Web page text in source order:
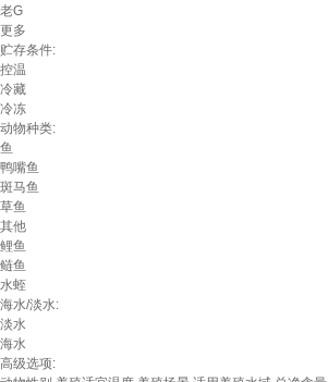
老G
更多
贮存条件:
控温
冷藏
冷冻
动物种类:
鱼
鸭嘴鱼
斑马鱼
草鱼
其他
鲤鱼
鲢鱼
水蛭
海水/淡水:
淡水
海水
高级选项: